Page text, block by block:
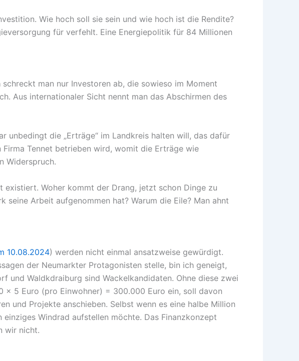
Wie hoch soll sie sein und wie hoch ist die Rendite?
für verfehlt. Eine Energiepolitik für 84 Millionen
man nur Investoren ab, die sowieso im Moment
Aus internationaler Sicht nennt man das Abschirmen des
unbedingt die „Erträge“ im Landkreis halten will, das dafür
Tennet betrieben wird, womit die Erträge wie
Widerspruch.
Woher kommt der Drang, jetzt schon Dinge zu
seine Arbeit aufgenommen hat? Warum die Eile? Man ahnt
10.08.2024) werden nicht einmal ansatzweise gewürdigt.
der Neumarkter Protagonisten stelle, bin ich geneigt,
und Waldkdraiburg sind Wackelkandidaten. Ohne diese zwei
5 Euro (pro Einwohner) = 300.000 Euro ein, soll davon
und Projekte anschieben. Selbst wenn es eine halbe Million
Windrad aufstellen möchte. Das Finanzkonzept
wir nicht.